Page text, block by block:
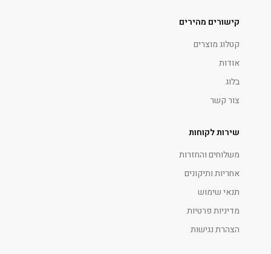
קישורים מהירים
קטלוג מוצרים
אודות
בלוג
צור קשר
שירות לקוחות
משלוחים והחזרות
אחריות ותיקונים
תנאי שימוש
מדיניות פרטיות
הצהרת נגישות